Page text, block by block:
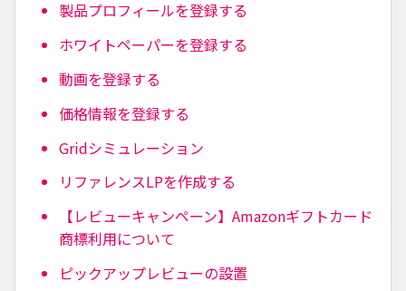
製品プロフィールを登録する
ホワイトペーパーを登録する
動画を登録する
価格情報を登録する
Gridシミュレーション
リファレンスLPを作成する
【レビューキャンペーン】Amazonギフトカード
商標利用について
ピックアップレビューの設置